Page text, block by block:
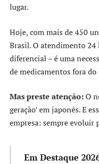
lugar.
Hoje, com mais de 450
Brasil. O atendimento 24
diferencial – é uma
de medicamentos fora
Mas preste atenção:O
geração’ em japonês. E
empresa: sempre evoluir
Em Destaque